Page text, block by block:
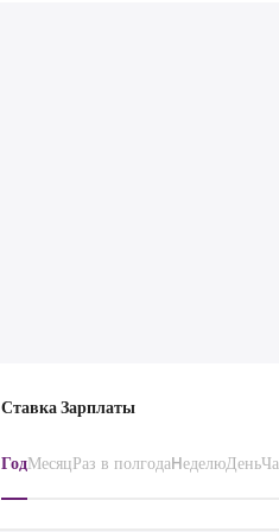
Ставка Зарплаты
ГодМесяцРаз в полгодаHеделюДень